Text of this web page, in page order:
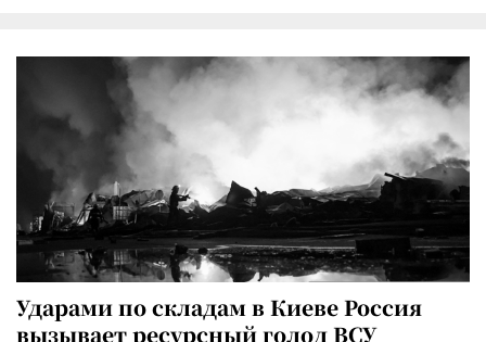
Ударами по складам в Киеве Россия
вызывает ресурсный голод ВСУ